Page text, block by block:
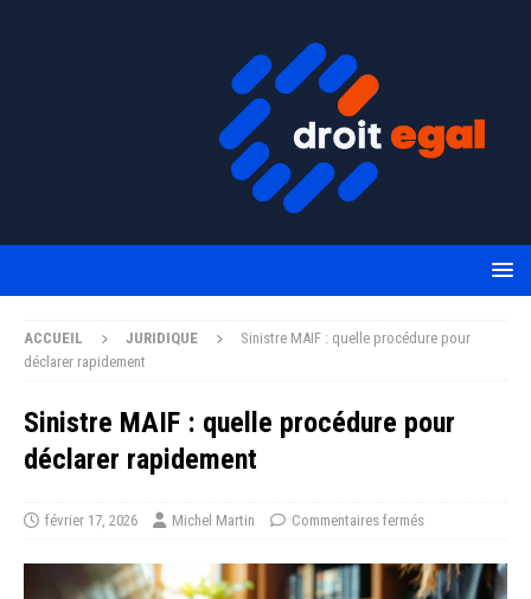
ACCUEIL JURIDIQUE
Sinistre MAIF : quelle procédure pour
déclarer rapidement
Sinistre MAIF : quelle procédure pour
déclarer rapidement
février 17, 2026 Michel Martin Commentaires fermés